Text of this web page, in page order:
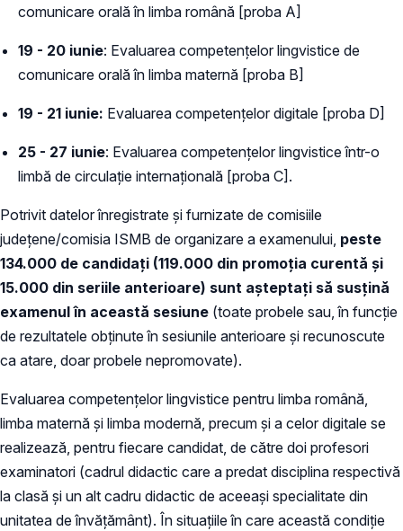
comunicare orală în limba română [proba A]
19 - 20 iunie: Evaluarea competențelor lingvistice de
comunicare orală în limba maternă [proba B]
19 - 21 iunie: Evaluarea competențelor digitale [proba D]
25 - 27 iunie: Evaluarea competențelor lingvistice într-o
limbă de circulație internațională [proba C].
Potrivit datelor înregistrate și furnizate de comisiile
județene/comisia ISMB de organizare a examenului, peste
134.000 de candidați (119.000 din promoția curentă și
15.000 din seriile anterioare) sunt așteptați să susțină
examenul în această sesiune (toate probele sau, în funcție
de rezultatele obținute în sesiunile anterioare și recunoscute
ca atare, doar probele nepromovate).
Evaluarea competenţelor lingvistice pentru limba română,
limba maternă şi limba modernă, precum şi a celor digitale se
realizează, pentru fiecare candidat, de către doi profesori
examinatori (cadrul didactic care a predat disciplina respectivă
la clasă și un alt cadru didactic de aceeaşi specialitate din
unitatea de învăţământ). În situațiile în care această condiție